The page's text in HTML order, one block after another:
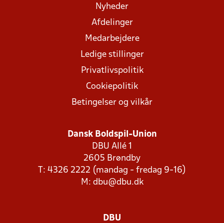
Nyheder
Afdelinger
Medarbejdere
Ledige stillinger
Privatlivspolitik
Cookiepolitik
Betingelser og vilkår
Dansk Boldspil-Union
DBU Allé 1
2605 Brøndby
T: 4326 2222 (mandag - fredag 9-16)
M: dbu@dbu.dk
DBU